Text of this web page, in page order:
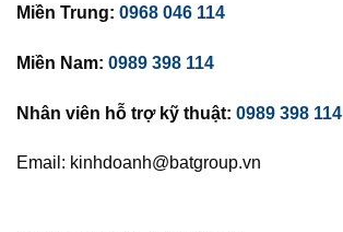
Miền Trung: 0968 046 114
Miền Nam: 0989 398 114
Nhân viên hỗ trợ kỹ thuật: 0989 398 114
Email: kinhdoanh@batgroup.vn